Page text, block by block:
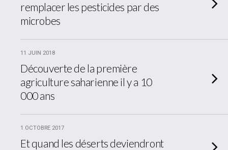
remplacer les pesticides par des
microbes
11 JUIN 2018
Découverte de la première
agriculture saharienne il y a 10
000 ans
1 OCTOBRE 2017
Et quand les déserts deviendront